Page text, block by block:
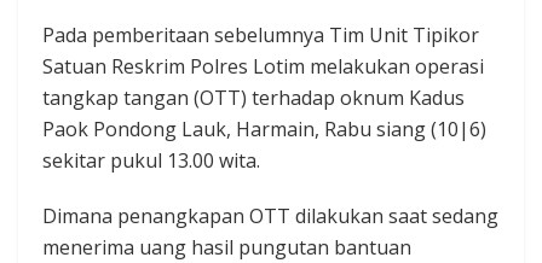
Pada pemberitaan sebelumnya ‎Tim Unit Tipikor
Satuan Reskrim Polres Lotim melakukan operasi
tangkap tangan (OTT) terhadap oknum Kadus
Paok Pondong Lauk, Harmain, Rabu siang (10|6)
sekitar pukul 13.00 wita.
Dimana penangkapan OTT dilakukan saat sedang
menerima uang hasil pungutan bantuan